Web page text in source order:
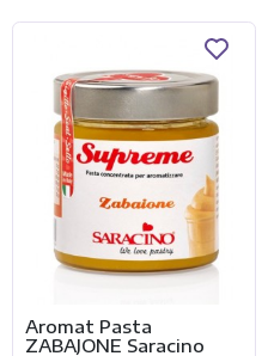
Aromat Pasta
ZABAJONE Saracino